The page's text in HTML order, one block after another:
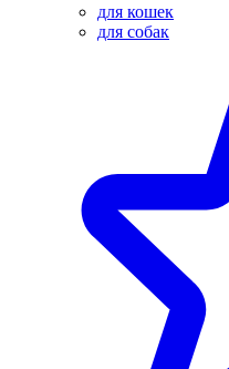
для кошек
для собак